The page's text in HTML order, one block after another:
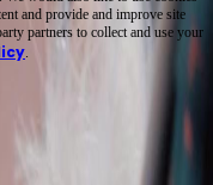
and provide and improve site
partners to collect and use your
.